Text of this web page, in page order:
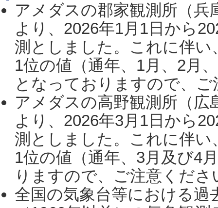
アメダスの郡家観測所（
より、2026年1月1日から
測としました。これに伴い
1位の値（通年、1月、2月
となっておりますので、
アメダスの高野観測所（
より、2026年3月1日から
測としました。これに伴い
1位の値（通年、3月及び4
りますので、ご注意くだ
全国の気象台等における過